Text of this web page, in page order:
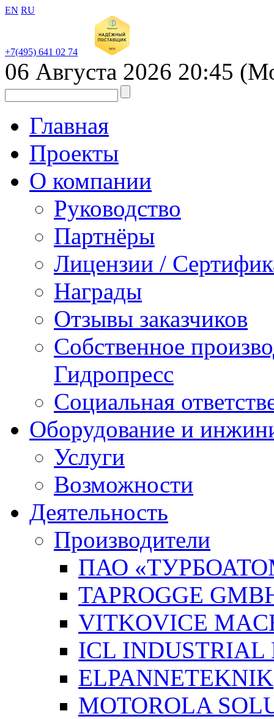
EN RU
+7(495) 641 02 74
06 Августа 2026 20:45
Главная
Проекты
О компании
Руководство
Партнёры
Лицензии /
Награды
Отзывы заказчиков
Собственное
Гидропресс
Социальная
Оборудование и
Услуги
Возможности
Деятельность
Производители
ПАО
TAPROGGE
VITKOVICE
ICL INDUSTRIAL
ELPANNETEKNIK
MOTOROLA